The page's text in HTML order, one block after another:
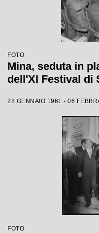
FOTO
Mina, seduta in
dell'XI Festival di
28 GENNAIO 1961 - 06
FOTO